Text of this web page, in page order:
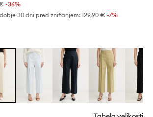
-36%
30 dni pred znižanjem: 129,90 € -7%